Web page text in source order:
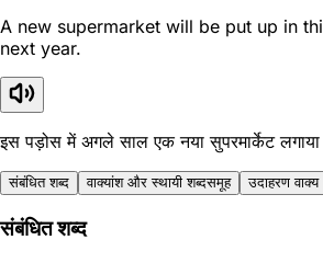
A new supermarket will be put up in
next year.
इस पड़ोस में अगले साल एक नया सुपरमार्केट लगाया
संबंधित शब्द वाक्यांश और स्थायी शब्दसमूह उदाहरण वाक्य
संबंधित शब्द